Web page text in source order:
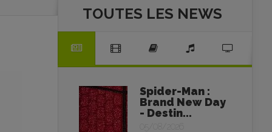
TOUTES LES NEWS
Spider-Man :
Brand New Day
- Destin...
05/08/2026